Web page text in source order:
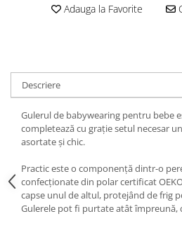
Adauga la Favorite
Descriere
Gulerul de babywearing pentru bebe
completează cu grație setul necesar
asortate și chic.
Practic este o componență dintr-o
confecționate din polar certificat
capse unul de altul, protejând de frig
Gulerele pot fi purtate atât împreună,